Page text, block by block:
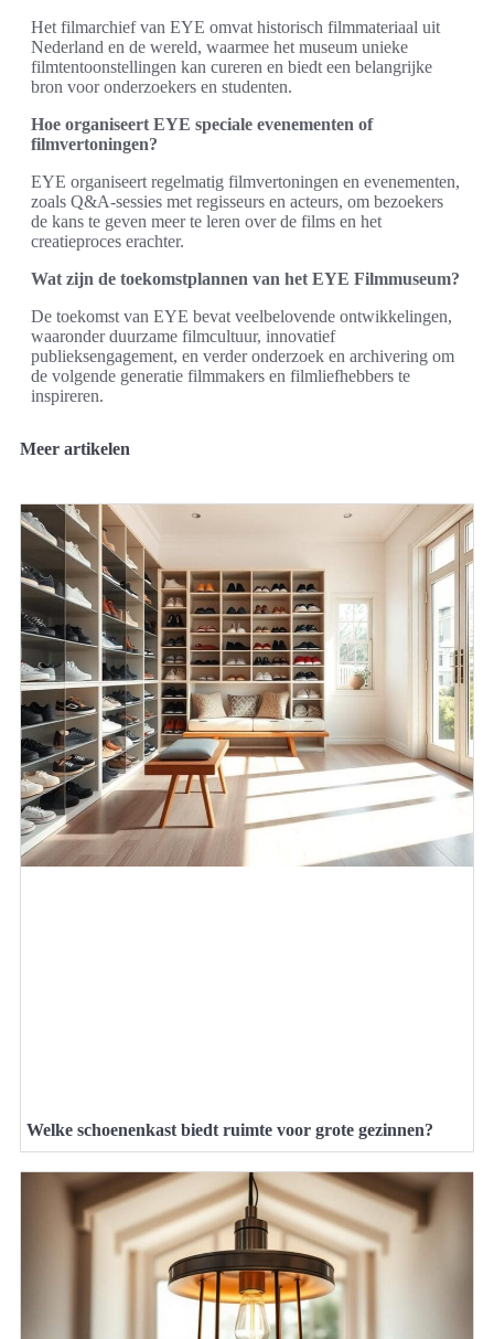
Het filmarchief van EYE omvat historisch filmmateriaal uit
Nederland en de wereld, waarmee het museum unieke
filmtentoonstellingen kan cureren en biedt een belangrijke
bron voor onderzoekers en studenten.
Hoe organiseert EYE speciale evenementen of
filmvertoningen?
EYE organiseert regelmatig filmvertoningen en evenementen,
zoals Q&A-sessies met regisseurs en acteurs, om bezoekers
de kans te geven meer te leren over de films en het
creatieproces erachter.
Wat zijn de toekomstplannen van het EYE Filmmuseum?
De toekomst van EYE bevat veelbelovende ontwikkelingen,
waaronder duurzame filmcultuur, innovatief
publieksengagement, en verder onderzoek en archivering om
de volgende generatie filmmakers en filmliefhebbers te
inspireren.
Meer artikelen
Welke schoenenkast biedt ruimte voor grote gezinnen?